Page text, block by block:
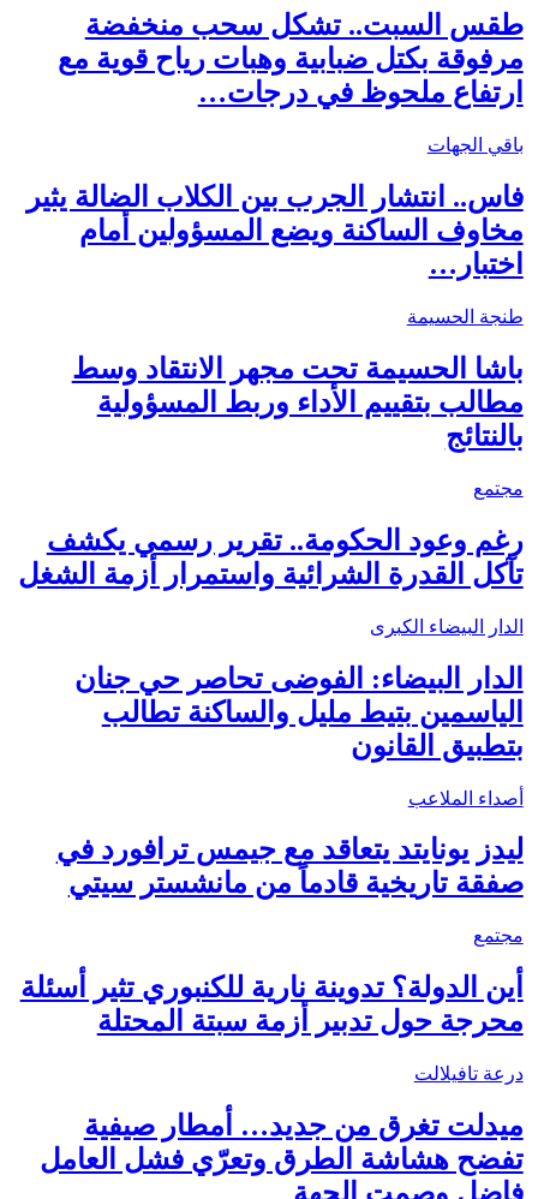
طقس السبت.. تشكل سحب منخفضة
مرفوقة بكتل ضبابية وهبات رياح قوية مع
ارتفاع ملحوظ في درجات…
باقي الجهات
فاس.. انتشار الجرب بين الكلاب الضالة يثير
مخاوف الساكنة ويضع المسؤولين أمام
اختبار…
طنجة الحسيمة
باشا الحسيمة تحت مجهر الانتقاد وسط
مطالب بتقييم الأداء وربط المسؤولية
بالنتائج
مجتمع
رغم وعود الحكومة.. تقرير رسمي يكشف
تآكل القدرة الشرائية واستمرار أزمة الشغل
الدار البيضاء الكبرى
الدار البيضاء: الفوضى تحاصر حي جنان
الياسمين بتيط مليل والساكنة تطالب
بتطبيق القانون
أصداء الملاعب
ليدز يونايتد يتعاقد مع جيمس ترافورد في
صفقة تاريخية قادماً من مانشستر سيتي
مجتمع
أين الدولة؟ تدوينة نارية للكنبوري تثير أسئلة
محرجة حول تدبير أزمة سبتة المحتلة
درعة تافيلالت
ميدلت تغرق من جديد… أمطار صيفية
تفضح هشاشة الطرق وتعرّي فشل العامل